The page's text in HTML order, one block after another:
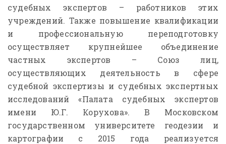
судебных экспертов – работников этих
учреждений. Также повышение квалификации
и профессиональную переподготовку
осуществляет крупнейшее объединение
частных экспертов – Союз лиц,
осуществляющих деятельность в сфере
судебной экспертизы и судебных экспертных
исследований «Палата судебных экспертов
имени Ю.Г. Корухова». В Московском
государственном университете геодезии и
картографии с 2015 года реализуется